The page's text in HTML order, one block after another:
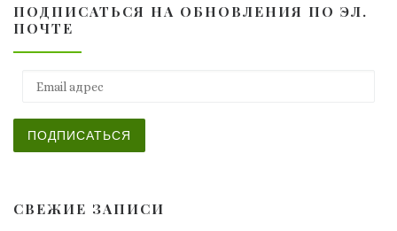
ПОДПИСАТЬСЯ НА ОБНОВЛЕНИЯ ПО ЭЛ.
ПОЧТЕ
ПОДПИСАТЬСЯ
СВЕЖИЕ ЗАПИСИ